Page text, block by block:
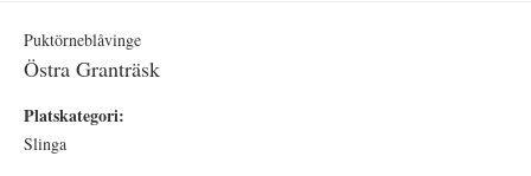
Puktörneblåvinge
Östra Granträsk
Platskategori:
Slinga